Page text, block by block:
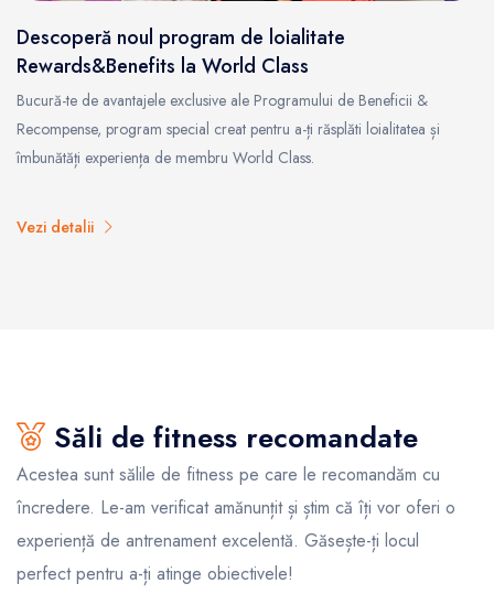
Descoperă noul program de loialitate
Rewards&Benefits la World Class
Bucură-te de avantajele exclusive ale Programului de Beneficii &
Recompense, program special creat pentru a-ți răsplăti loialitatea și
îmbunătăți experiența de membru World Class.
Vezi detalii
Săli de fitness recomandate
Acestea sunt sălile de fitness pe care le recomandăm cu
încredere. Le-am verificat amănunțit și știm că îți vor oferi o
experiență de antrenament excelentă. Găsește-ți locul
perfect pentru a-ți atinge obiectivele!